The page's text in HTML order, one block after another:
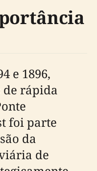
e 1896,
rápida
foi parte
da
de